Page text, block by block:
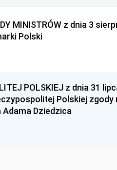
MINISTRÓW z dnia 3
Polski
POLSKIEJ z dnia 31
Polskiej zgody
Dziedzica